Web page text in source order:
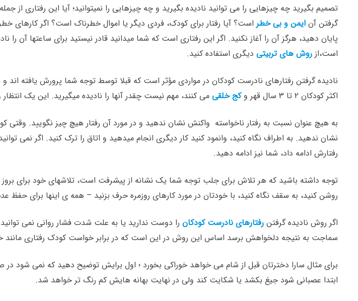
تصمیم بگیرید چه چیزهایی را می توانید نادیده بگیرید و چه چیزهایی را نمیتوانید؛ آیا این رفتاری از
گرفتن آن ایمن و بی خطر است؟ آیا رفتار برای کودک، فردی دیگر یا اموال خطرناک است؟ اگر کارهای
پایان دهید، هرگز آن را آغاز نکنید. اگر این رفتاری است که شما میدانید قادر نیستید برای ساعتها آن
است،از روش های تربیتی دیگری استفاده کنید.
نادیده گرفتن رفتارهای نادرست کودکان در مواردی مؤثر است که قبلا توسط توجه شما پرورش یافته
اکثر کودکان ۲ تا ۳ سال قهر و
کج خلقیمی کنند، مهم نیست چقدر آنها را نادیده میگیرید. این یک
به هیچ عنوان نسبت به رفتار ناخواسته واکنش نشان ندهید و در مورد آن رفتار هیچ چیز نگویید. وقتی
نشان ندهید. به اطراف نگاه کنید، وانمود کنید کار دیگری انجام میدهید و اتاق را ترک کنید. اگر نمی
رفتارش ادامه داد، شما نیز ادامه دهید.
توجه داشته باشید که هر تلاش برای جلب توجه شما یک نشانه از پیشرفت است، تلاشهای خود برای بروز
روشن کنید، به سقف نگاه کنید، با خودتان در مورد کارهای روزمره حرف بزنید – همه ی اینها برای حفظ
اگر روش نادیده گرفتن رفتارهای نادرست کودکان را دوست ندارید یا به علت شدت فشار روانی نمی
سماجت به نتیجه دلخواهش برسد اساس این روش در این است که در برابر خواست کودک رفتاری مانند
برای مثال سارا دخترتان قبل از شام می خواهد خوراکی بخورد ؛ اول برایش توضیح دهید که نمی شود در
ابتدا عصبانی شود جیغ بکشد یا شکایت کند ولی در نهایت بهانه هایش کم رنگ تر خواهد شد.